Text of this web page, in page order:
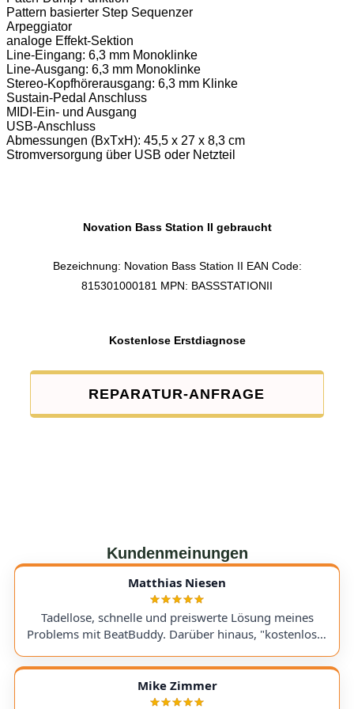
Pattern basierter Step Sequenzer
Arpeggiator
analoge Effekt-Sektion
Line-Eingang: 6,3 mm Monoklinke
Line-Ausgang: 6,3 mm Monoklinke
Stereo-Kopfhörerausgang: 6,3 mm Klinke
Sustain-Pedal Anschluss
MIDI-Ein- und Ausgang
USB-Anschluss
Abmessungen (BxTxH): 45,5 x 27 x 8,3 cm
Stromversorgung über USB oder Netzteil
Novation Bass Station II gebraucht
Bezeichnung: Novation Bass Station II EAN Code:
815301000181 MPN: BASSSTATIONII
Kostenlose Erstdiagnose
REPARATUR-ANFRAGE
Kundenmeinungen
Matthias Niesen
Tadellose, schnelle und preiswerte Lösung meines
Problems mit BeatBuddy. Darüber hinaus, "kostenloser
bringe. Kommunikation lief hervorragend und die
Rücksendung meines Gerätes ging schnell und
einwandfrei. Ich kann AudioTechniker.de
Mike Zimmer